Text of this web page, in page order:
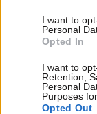
I want to
Personal
Opted In
I want to
Retention,
Personal
Purposes
Opted Out